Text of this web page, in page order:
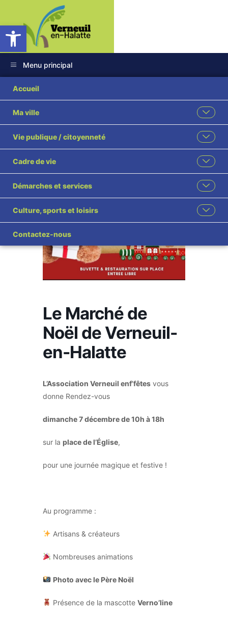
Ouvrir la barre d’outils
Menu principal
Accueil
Ma ville
Vie publique / citoyenneté
Cadre de vie
Démarches et services
Culture, sports et loisirs
Contactez-nous
Le Marché de
Noël de Verneuil-
en-Halatte
L’Association Verneuil enf’fêtes vous
donne Rendez-vous
dimanche 7 décembrede 10h à 18h
sur la place de l’Église,
pour une journée magique et festive !
Au programme :
Artisans & créateurs
Nombreuses animations
Photo avec le Père Noël
Présence de la mascotte Verno’line